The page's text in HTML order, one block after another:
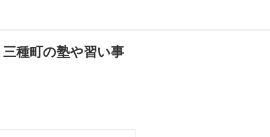
三種町の塾や習い事